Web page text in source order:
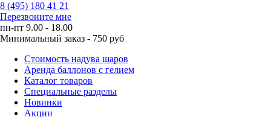
8 (495) 180 41 21
Перезвоните мне
пн-пт 9.00 - 18.00
Минимальный заказ - 750 руб
Стоимость надува шаров
Аренда баллонов с гелием
Каталог товаров
Специальные разделы
Новинки
Акции